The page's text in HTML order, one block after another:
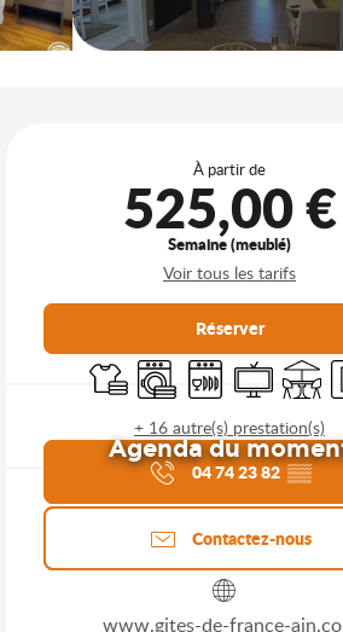
Ouverture et
À partir de
525,00 €
Semaine (meublé)
Voir tous les tarifs
Réserver
Draps et linge
Lave lingeLave vaisselle
Télévision
+ 16 autre(s) prestation(s)
Agenda du
04 74 23 82▒▒
Contactez-nous
www.gites-de-france-